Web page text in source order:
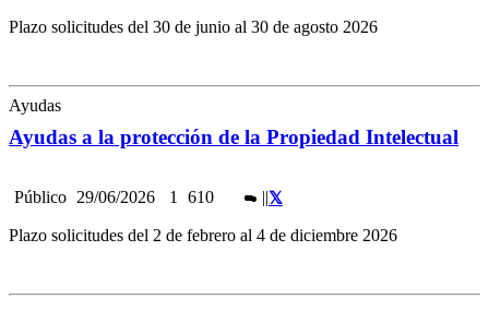
Plazo solicitudes del 30 de junio al 30 de agosto 2026
Ayudas
Ayudas a la protección de la Propiedad Intelectual
Público 29/06/2026 1 610 ||
Plazo solicitudes del 2 de febrero al 4 de diciembre 2026